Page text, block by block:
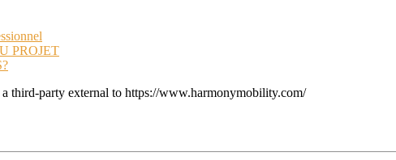
PROJET
third-party external to https://www.harmonymobility.com/